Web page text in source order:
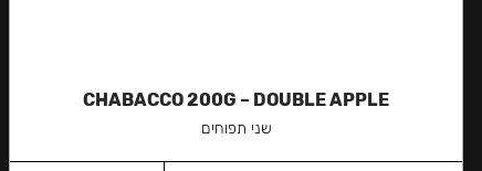
CHABACCO 200G – DOUBLE APPLE
שני תפוחים